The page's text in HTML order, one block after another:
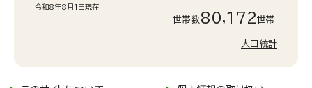
令和8年8月1日現在
世帯数80,172世帯
人口統計